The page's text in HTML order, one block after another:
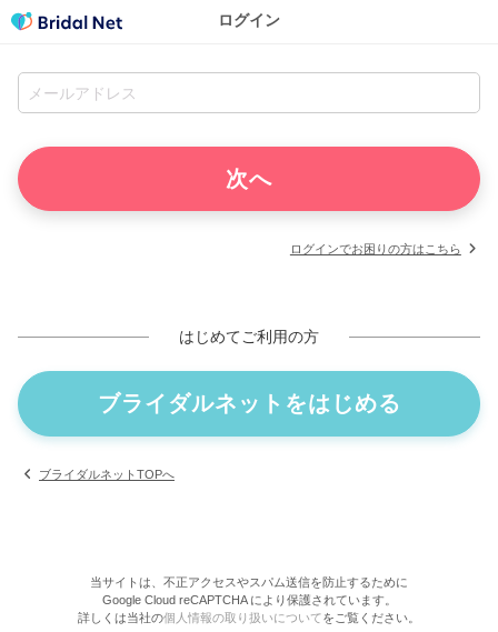
ログイン
ログインでお困りの方はこちら
はじめてご利用の方
ブライダルネットをはじめる
ブライダルネットTOPへ
当サイトは、不正アクセスやスパム送信を防止するために
Google Cloud reCAPTCHA により保護されています。
詳しくは当社の個人情報の取り扱いについてをご覧ください。